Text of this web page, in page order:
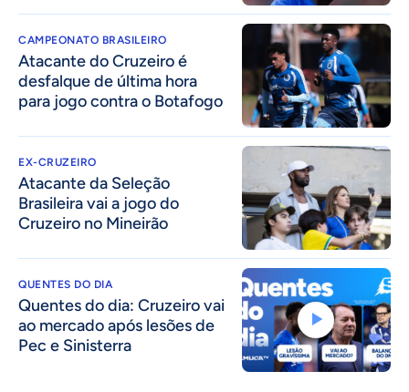
CAMPEONATO BRASILEIRO
Atacante do Cruzeiro é
desfalque de última hora
para jogo contra o Botafogo
EX-CRUZEIRO
Atacante da Seleção
Brasileira vai a jogo do
Cruzeiro no Mineirão
QUENTES DO DIA
Quentes do dia: Cruzeiro vai
ao mercado após lesões de
Pec e Sinisterra